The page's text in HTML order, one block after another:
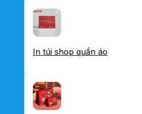
In túi shop quần áo